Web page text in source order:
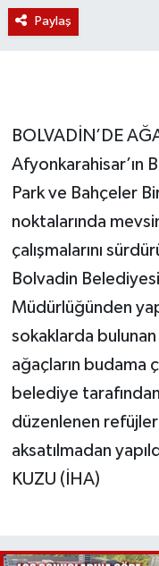
Paylaş
BOLVADİN’DE
Afyonkarahisar’ın
Park ve Bahçeler
noktalarında
çalışmalarını
Bolvadin
Müdürlüğünden
sokaklarda
ağaçların budama
belediye
düzenlenen
aksatılmadan
KUZU (İHA)